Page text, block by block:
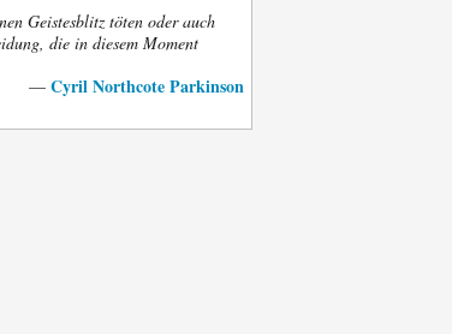
Geistesblitz töten oder auch
die in diesem Moment
— Cyril Northcote Parkinson